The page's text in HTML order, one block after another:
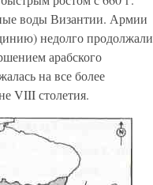
воды Византии. Армии
недолго продолжали
арабского
на все более
VIII столетия.